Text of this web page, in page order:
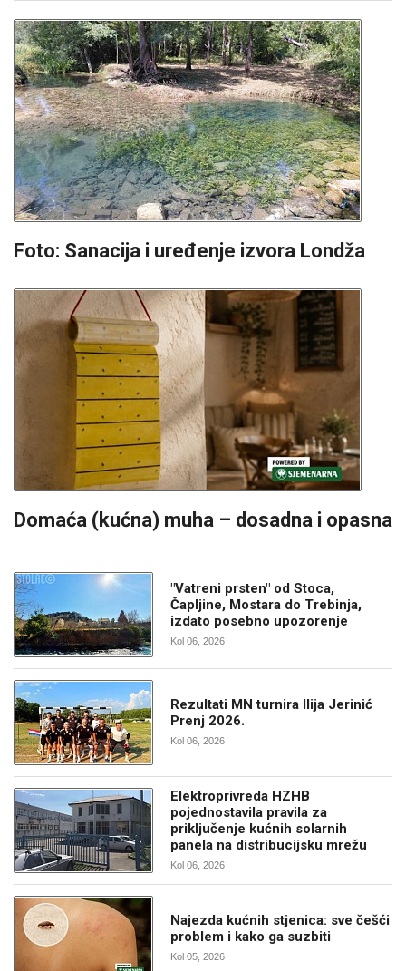
Foto: Sanacija i uređenje izvora Londža
Domaća (kućna) muha – dosadna i opasna
"Vatreni prsten" od Stoca,
Čapljine, Mostara do Trebinja,
izdato posebno upozorenje
Kol 06, 2026
Rezultati MN turnira Ilija Jerinić
Prenj 2026.
Kol 06, 2026
Elektroprivreda HZHB
pojednostavila pravila za
priključenje kućnih solarnih
panela na distribucijsku mrežu
Kol 06, 2026
Najezda kućnih stjenica: sve češći
problem i kako ga suzbiti
Kol 05, 2026